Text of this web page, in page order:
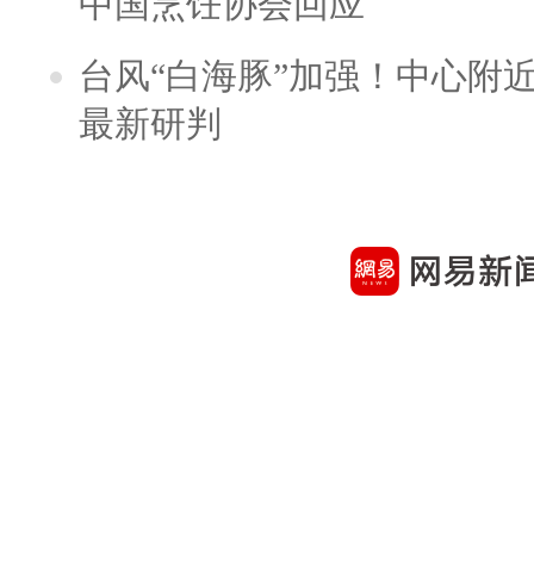
台风“白海豚”加强！中心附
最新研判